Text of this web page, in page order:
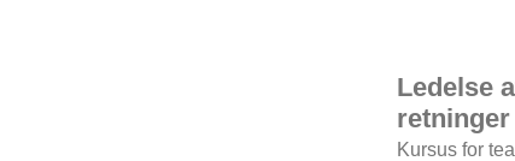
Ledelse
Kursus for